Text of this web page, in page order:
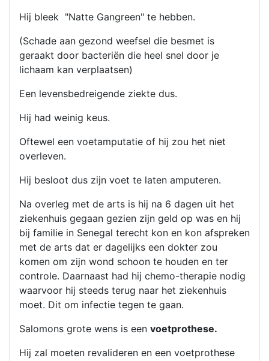
Hij bleek "Natte Gangreen" te hebben.
(Schade aan gezond weefsel die besmet is
geraakt door bacteriën die heel snel door je
lichaam kan verplaatsen)
Een levensbedreigende ziekte dus.
Hij had weinig keus.
Oftewel een voetamputatie of hij zou het niet
overleven.
Hij besloot dus zijn voet te laten amputeren.
Na overleg met de arts is hij na 6 dagen uit het
ziekenhuis gegaan gezien zijn geld op was en hij
bij familie in Senegal terecht kon en kon afspreken
met de arts dat er dagelijks een dokter zou
komen om zijn wond schoon te houden en ter
controle. Daarnaast had hij chemo-therapie nodig
waarvoor hij steeds terug naar het ziekenhuis
moet. Dit om infectie tegen te gaan.
Salomons grote wens is een voetprothese.
Hij zal moeten revalideren en een voetprothese